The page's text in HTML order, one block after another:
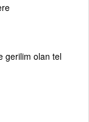
gerilim olan tel